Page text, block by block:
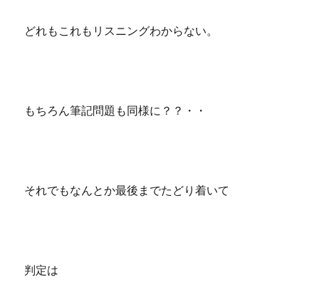
どれもこれもリスニングわからない。
もちろん筆記問題も同様に？？・・
それでもなんとか最後までたどり着いて
判定は